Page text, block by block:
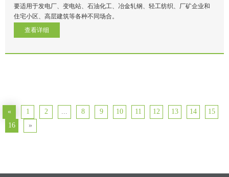
要适用于发电厂、变电站、石油化工、冶金轧钢、轻工纺织、厂矿企业和
住宅小区、高层建筑等各种不同场合。
查看详细
« 1 2 8 9 10 11 12 13 14
15
16
»